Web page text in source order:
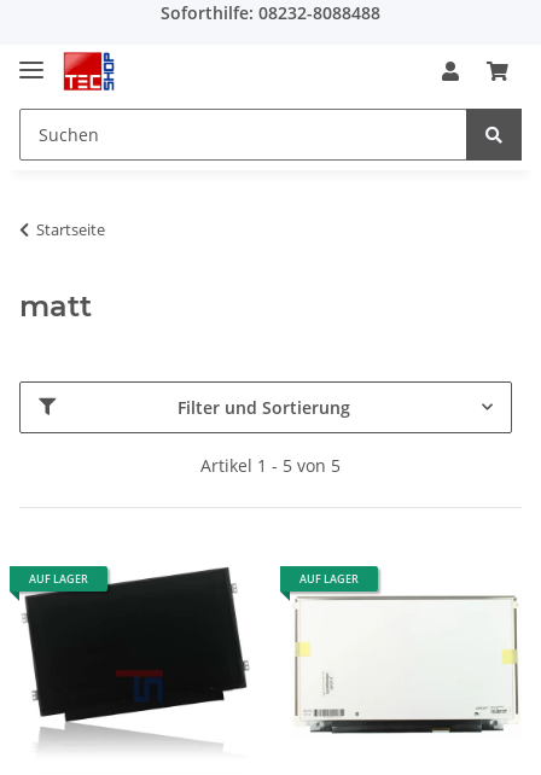
Soforthilfe: 08232-8088488
Startseite
matt
Filter und Sortierung
Artikel 1 - 5 von 5
AUF LAGER AUF LAGER